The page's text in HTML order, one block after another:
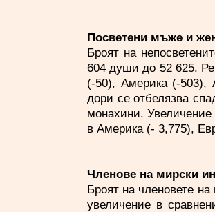
Посветени мъже и
Броят на
604 души до 52 625.
(-50), Америка (-503),
дори се отбелязва
монахини.
в Америка (- 3,775),
Членове на мирски
Броят на членовете
увеличение в